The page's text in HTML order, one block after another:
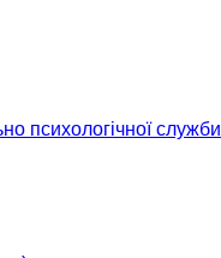
психологічної служби